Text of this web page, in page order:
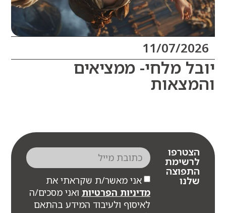
11/07/
מלחי- ממציאים
אני מאשר/ת שקראתי את
מדיניות הפרטיותואני מסכים/ה
לאיסוף ולעיבוד המידע בהתאם